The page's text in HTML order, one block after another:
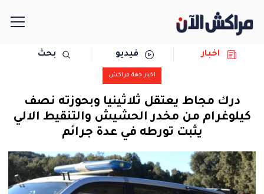
سياسة
رياضة
حوادث
اخبار فيديو بحث
اخبار جهة مراكش
درك مجاط يعتقل ثلاثينيا وبحوزته نصف
كيلوغرام من مخدر الحشيش والتنقيط الالي
يثبت تورطه في عدة جرائم